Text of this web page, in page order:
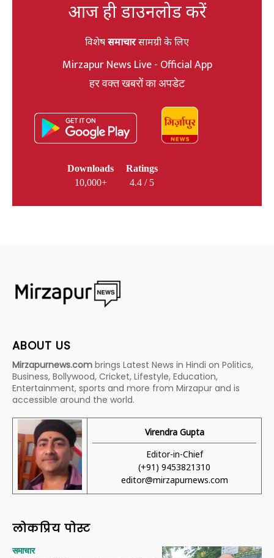
आज ही डाउनलोड करें
विशेषसमाचारसामग्री के लिए
Mirzapur News Live - Official App
हर वक्त खबरों का अपडेट
Downloads
10,000+
Ratings
4.4 / 5
ABOUT US
Mirzapurnews.com brings Latest News in Hindi on Politics,
Business, Bollywood, Cricket, Lifestyle, Education,
Entertainment, sports and more from Mirzapur and is
accessible around the world.
Virendra Gupta
Editor-in-Chief
(+91) 9453821310
editor@mirzapurnews.com
लोकप्रिय पोस्ट
समाचार